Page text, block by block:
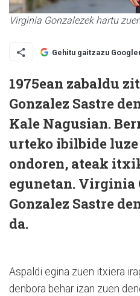
Virginia Gonzalezek hartu
Gehitu gaitzazu
1975ean zabaldu
Gonzalez Sastre
Kale Nagusian.
urteko ibilbide luze
ondoren, ateak
egunetan. Virginia
Gonzalez Sastre
da.
Aspaldi egina zuen itxiera
denbora behar izan zuen